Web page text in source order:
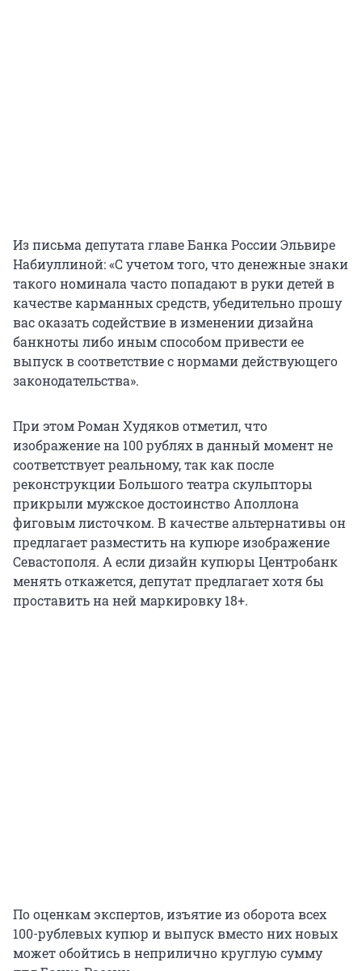
Из письма депутата главе Банка России Эльвире
Набиуллиной: «С учетом того, что денежные знаки
такого номинала часто попадают в руки детей в
качестве карманных средств, убедительно прошу
вас оказать содействие в изменении дизайна
банкноты либо иным способом привести ее
выпуск в соответствие с нормами действующего
законодательства».
При этом Роман Худяков отметил, что
изображение на 100 рублях в данный момент не
соответствует реальному, так как после
реконструкции Большого театра скульпторы
прикрыли мужское достоинство Аполлона
фиговым листочком. В качестве альтернативы он
предлагает разместить на купюре изображение
Севастополя. А если дизайн купюры Центробанк
менять откажется, депутат предлагает хотя бы
проставить на ней маркировку 18+.
По оценкам экспертов, изъятие из оборота всех
100-рублевых купюр и выпуск вместо них новых
может обойтись в неприлично круглую сумму